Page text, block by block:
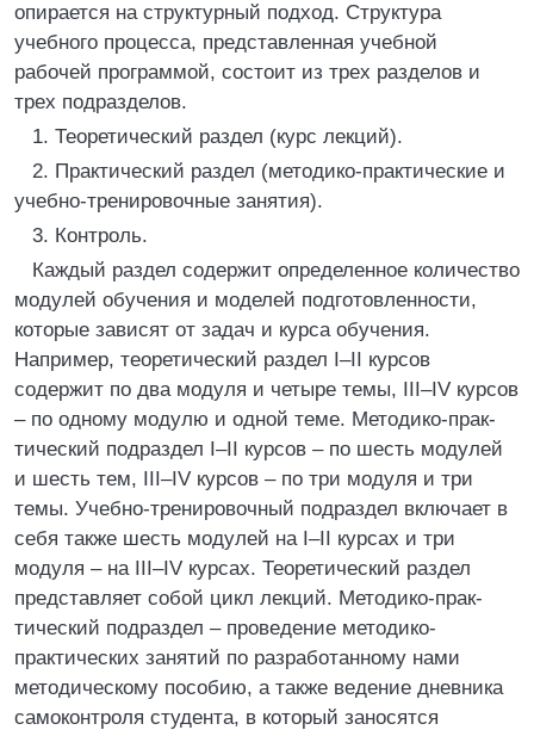
опирается на структурный подход. Структура
учебного процесса, представленная учебной
рабочей программой, состоит из трех разделов и
трех подразделов.
1. Теоретический раздел (курс лекций).
2. Практический раздел (методико-практические и
учебно-тренировочные занятия).
3. Контроль.
Каждый раздел содержит определенное количество
модулей обучения и моделей подготовленности,
которые зависят от задач и курса обучения.
Например, теоретический раздел I–II курсов
содержит по два модуля и четыре темы, III–IV курсов
– по одному модулю и одной теме. Методико-прак-
тический подраздел I–II курсов – по шесть модулей
и шесть тем, III–IV курсов – по три модуля и три
темы. Учебно-тренировочный подраздел включает в
себя также шесть модулей на I–II курсах и три
модуля – на III–IV курсах. Теоретический раздел
представляет собой цикл лекций. Методико-прак-
тический подраздел – проведение методико-
практических занятий по разработанному нами
методическому пособию, а также ведение дневника
самоконтроля студента, в который заносятся